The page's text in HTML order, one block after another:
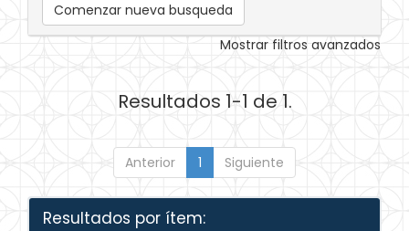
Comenzar nueva busqueda
Mostrar filtros avanzados
Resultados 1-1 de 1.
Anterior 1 Siguiente
Resultados por ítem: